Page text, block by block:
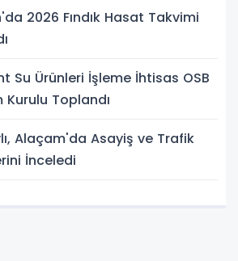
2026 Fındık Hasat Takvimi
Su Ürünleri İşleme İhtisas OSB
Kurulu Toplandı
Alaçam'da Asayiş ve Trafik
İnceledi